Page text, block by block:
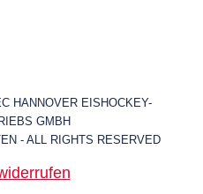
HANNOVER EISHOCKEY-
GMBH
- ALL RIGHTS RESERVED